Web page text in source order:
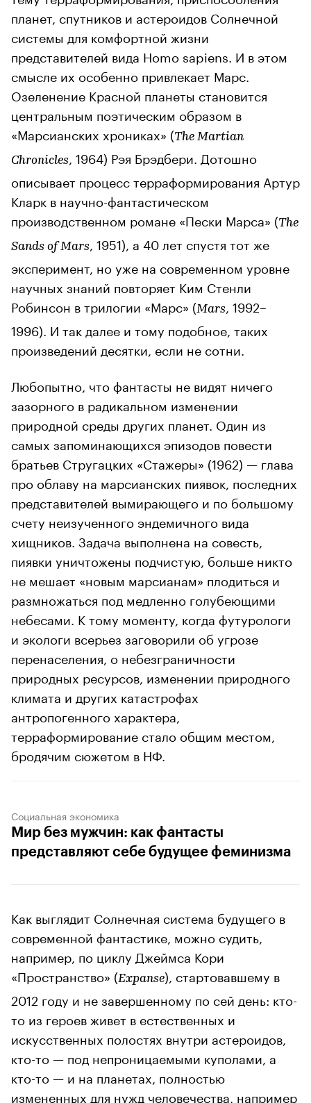
планет, спутников и астероидов Солнечной
системы для комфортной жизни
представителей вида Homo sapiens. И в этом
смысле их особенно привлекает Марс.
Озеленение Красной планеты становится
центральным поэтическим образом в
«Марсианских хрониках» (The Martian
Chronicles , 1964) Рэя Брэдбери. Дотошно
описывает процесс терраформирования Артур
Кларк в научно-фантастическом
производственном романе «Пески Марса» (The
Sands of Mars , 1951), а 40 лет спустя тот же
эксперимент, но уже на современном уровне
научных знаний повторяет Ким Стенли
Робинсон в трилогии «Марс» (Mars , 1992–
1996). И так далее и тому подобное, таких
произведений десятки, если не сотни.
Любопытно, что фантасты не видят ничего
зазорного в радикальном изменении
природной среды других планет. Один из
самых запоминающихся эпизодов повести
братьев Стругацких «Стажеры» (1962) — глава
про облаву на марсианских пиявок, последних
представителей вымирающего и по большому
счету неизученного эндемичного вида
хищников. Задача выполнена на совесть,
пиявки уничтожены подчистую, больше никто
не мешает «новым марсианам» плодиться и
размножаться под медленно голубеющими
небесами. К тому моменту, когда футурологи
и экологи всерьез заговорили об угрозе
перенаселения, о небезграничности
природных ресурсов, изменении природного
климата и других катастрофах
антропогенного характера,
терраформирование стало общим местом,
бродячим сюжетом в НФ.
Социальная экономика
Мир без мужчин: как фантасты
представляют себе будущее феминизма
Как выглядит Солнечная система будущего в
современной фантастике, можно судить,
например, по циклу Джеймса Кори
«Пространство» (Expanse), стартовавшему в
2012 году и не завершенному по сей день: кто-
то из героев живет в естественных и
искусственных полостях внутри астероидов,
кто-то — под непроницаемыми куполами, а
кто-то — и на планетах, полностью
измененных для нужд человечества, например